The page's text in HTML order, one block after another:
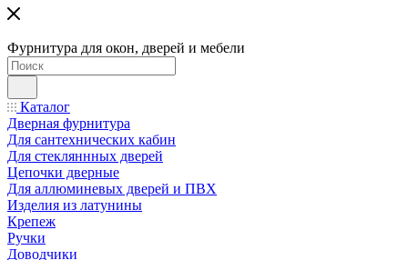
Фурнитура для окон, дверей и мебели
Каталог
Дверная фурнитура
Для сантехнических кабин
Для стекляннных дверей
Цепочки дверные
Для аллюминевых дверей и ПВХ
Изделия из латунины
Крепеж
Ручки
Доводчики